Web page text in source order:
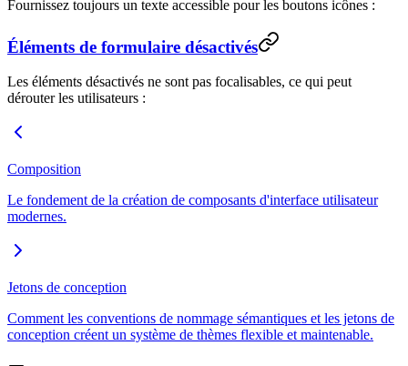
Fournissez toujours un texte accessible pour les boutons icônes :
Éléments de formulaire désactivés
Les éléments désactivés ne sont pas focalisables, ce qui peut
dérouter les utilisateurs :
Composition
Le fondement de la création de composants d'interface utilisateur
modernes.
Jetons de conception
Comment les conventions de nommage sémantiques et les jetons de
conception créent un système de thèmes flexible et maintenable.